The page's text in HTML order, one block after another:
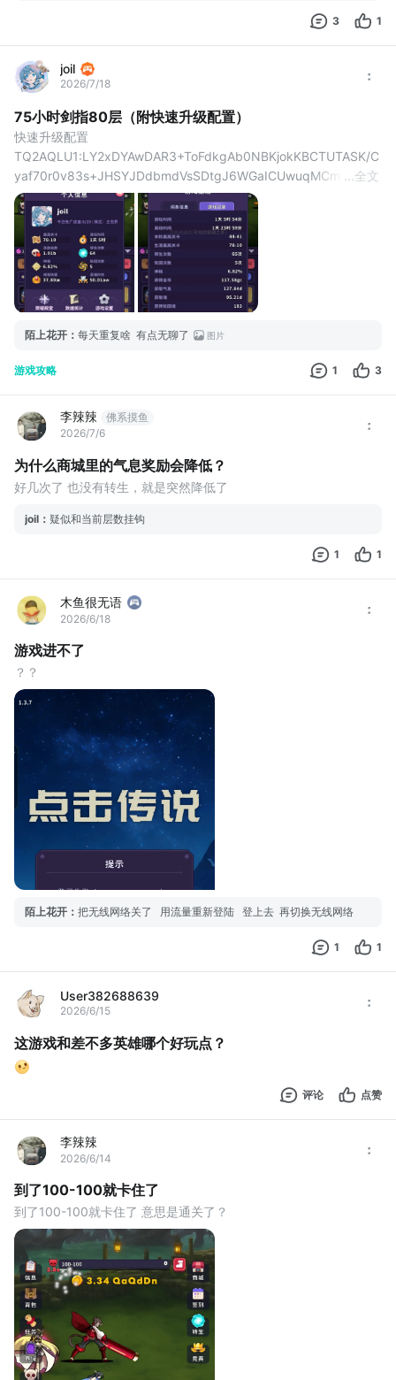
3 1
joil
2026/7/18
75小时剑指80层（附快速升级配置）
快速升级配置
TQ2AQLU1:LY2xDYAwDAR3+ToFdkgAb0NBKjokKBCTUTASK/C
yaf70r0v83s+JHSYJDdbmdVsSDtgJ6WGaICUwuqMCmwgN5
BhpFqJ6o5FzZYXVPoGKDly7cPibFFp8wpWNZvUcPEfPyVMkoI
Ec+K9Ql+v6AA==
全文
陌上花开 ： 每天重复啥 有点无聊了 图片
游戏攻略 1 3
李辣辣
佛系摸鱼
2026/7/6
为什么商城里的气息奖励会降低？
好几次了 也没有转生，就是突然降低了
joil ： 疑似和当前层数挂钩
1 1
木鱼很无语
2026/6/18
游戏进不了
？？
陌上花开 ： 把无线网络关了 用流量重新登陆 登上去 再切换无线网络
1 1
User382688639
2026/6/15
这游戏和差不多英雄哪个好玩点？
评论 点赞
李辣辣
2026/6/14
到了100-100就卡住了
到了100-100就卡住了 意思是通关了？